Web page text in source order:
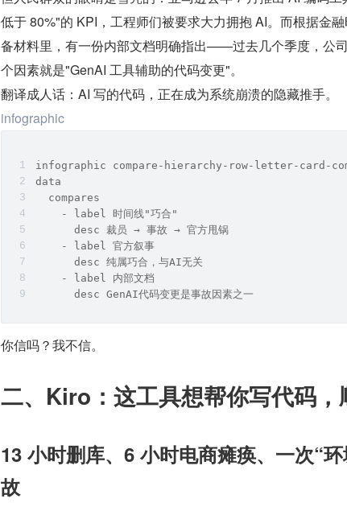
低于 80%"的 KPI，工程师们被要求大力拥抱 AI。而根据金
备材料里，有一份内部文档明确指出——过去几个季度，公
个因素就是"GenAI 工具辅助的代码变更"。
翻译成人话：AI 写的代码，正在成为系统崩溃的隐藏推手。
infographic
infographic compare-hierarchy-row-letter-card-
data
  compares
    - label 时间线"巧合"
      desc 裁员 → 事故 → 官方甩锅
    - label 官方叙事
      desc 纯属巧合，与AI无关
    - label 内部文档
      desc GenAI代码变更是事故因素之一
你信吗？我不信。
二、Kiro：这工具想帮你写代码
13 小时删库、6 小时电商瘫痪、一次“
故